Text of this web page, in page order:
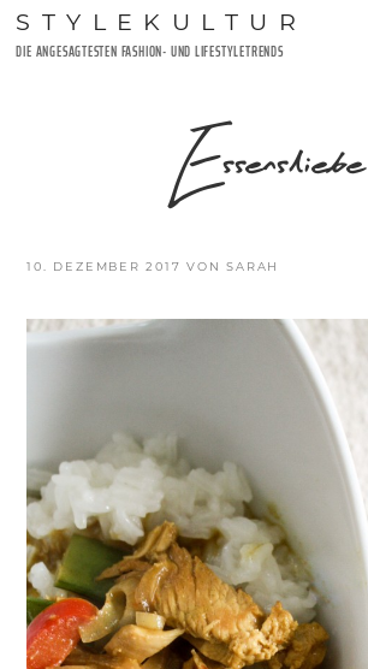
Zum
Inhalt
STYLEKULTUR
DIE ANGESAGTESTEN FASHION- UND LIFESTYLETRENDS
VERÖFFENTLICHT
10. DEZEMBER 2017 VONSARAH
Essensliebe